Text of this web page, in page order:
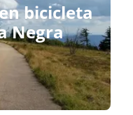
bicicleta
Negra